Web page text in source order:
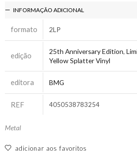
INFORMAÇÃO ADICIONAL
formato 2LP
edição 25th Anniversary Edition,
Yellow Splatter Vinyl
editora BMG
REF 4050538783254
Metal
adicionar aos favoritos